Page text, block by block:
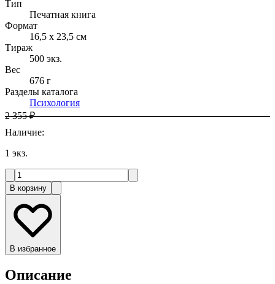
Тип
Печатная книга
Формат
16,5 x 23,5 см
Тираж
500 экз.
Вес
676 г
Разделы каталога
Психология
2 355 ₽
Наличие:
1 экз.
В корзину
В избранное
Описание